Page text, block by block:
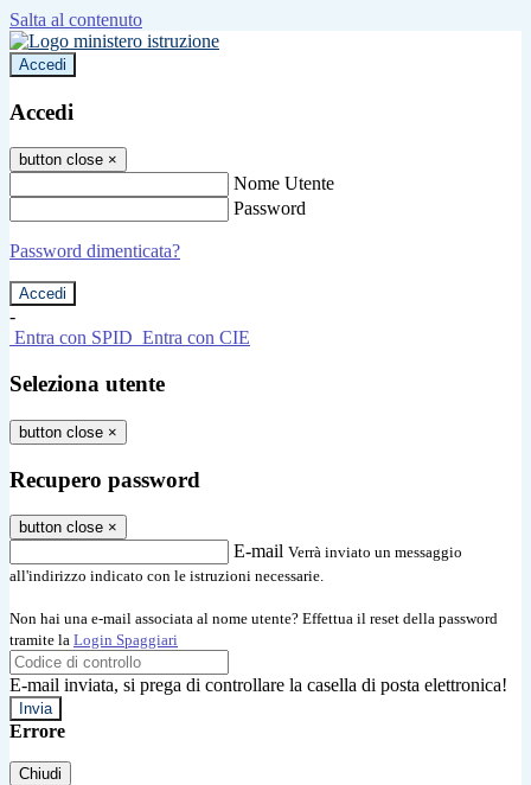
Salta al contenuto
Accedi
Accedi
button close ×
Nome Utente
Password
Password dimenticata?
-
Entra con SPID Entra con CIE
Seleziona utente
button close ×
Recupero password
button close ×
E-mail Verrà inviato un messaggio
all'indirizzo indicato con le istruzioni necessarie.
Non hai una e-mail associata al nome utente? Effettua il reset della password
tramite la Login Spaggiari
E-mail inviata, si prega di controllare la casella di posta elettronica!
Errore
Chiudi